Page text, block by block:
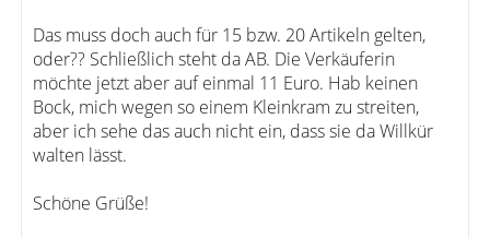
Das muss doch auch für 15 bzw. 20 Artikeln gelten,
oder?? Schließlich steht da AB. Die Verkäuferin
möchte jetzt aber auf einmal 11 Euro. Hab keinen
Bock, mich wegen so einem Kleinkram zu streiten,
aber ich sehe das auch nicht ein, dass sie da Willkür
walten lässt.
Schöne Grüße!